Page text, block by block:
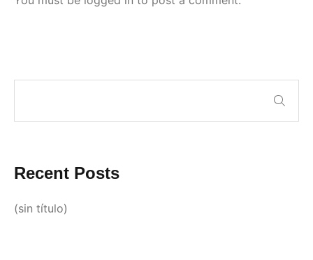
Recent Posts
(sin título)